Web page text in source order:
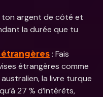
ton argent de côté et
la durée que tu
: Fais
étrangères comme
la livre turque
27 % d’Intérêts,